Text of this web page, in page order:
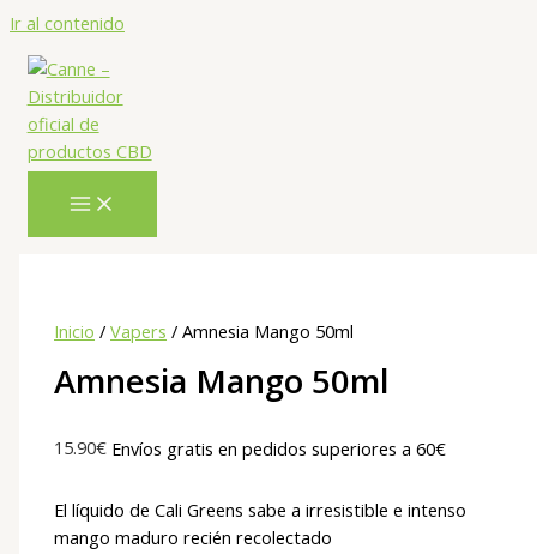
Ir al contenido
Inicio /Vapers / Amnesia Mango 50ml
Amnesia Mango 50ml
15.90€ Envíos gratis en pedidos superiores a 60€
El líquido de Cali Greens sabe a irresistible e intenso
mango maduro recién recolectado